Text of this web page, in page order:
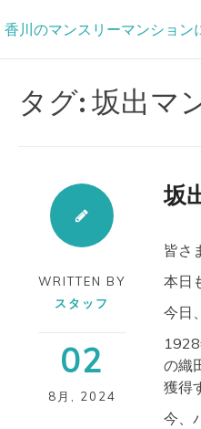
香川のマンスリーマンション
タグ: 坂出マ
WRITTEN BY
スタッフ
02
8月 , 2024
坂
皆さ
本日
今日
の織
獲得
今、